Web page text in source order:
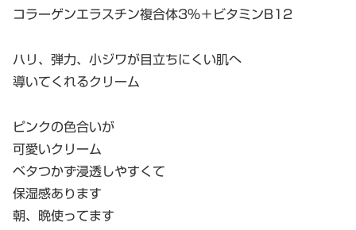
コラーゲンエラスチン複合体3%＋ビタミンB12
ハリ、弾力、小ジワが目立ちにくい肌へ
導いてくれるクリーム
ピンクの色合いが
可愛いクリーム
ベタつかず浸透しやすくて
保湿感あります
朝、晩使ってます